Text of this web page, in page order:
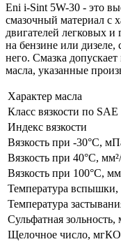
Eni i-Sint 5W-30 - это
смазочный материал с
двигателей легковых
на бензине или
него. Смазка
масла, указанные
Характер масла
Класс вязкости по SAE
Индекс вязкости
Вязкость при -30°С,
Вязкость при 40°С,
Вязкость при 100°С,
Температура вспышки,
Температура
Сульфатная зольность,
Щелочное число,